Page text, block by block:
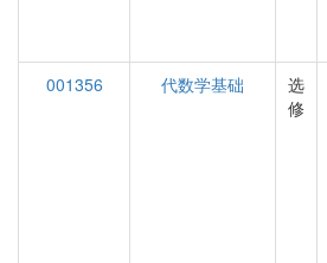
001356
代数学基础
选
修